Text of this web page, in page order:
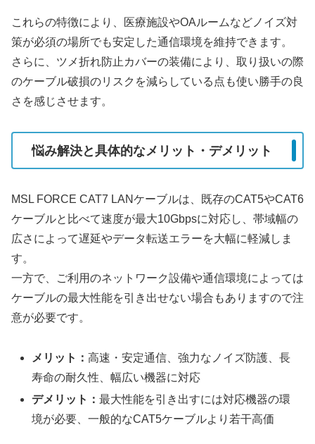
これらの特徴により、医療施設やOAルームなどノイズ対
策が必須の場所でも安定した通信環境を維持できます。
さらに、ツメ折れ防止カバーの装備により、取り扱いの際
のケーブル破損のリスクを減らしている点も使い勝手の良
さを感じさせます。
悩み解決と具体的なメリット・デメリット
MSL FORCE CAT7 LANケーブルは、既存のCAT5やCAT6
ケーブルと比べて速度が最大10Gbpsに対応し、帯域幅の
広さによって遅延やデータ転送エラーを大幅に軽減しま
す。
一方で、ご利用のネットワーク設備や通信環境によっては
ケーブルの最大性能を引き出せない場合もありますので注
意が必要です。
メリット：高速・安定通信、強力なノイズ防護、長
寿命の耐久性、幅広い機器に対応
デメリット：最大性能を引き出すには対応機器の環
境が必要、一般的なCAT5ケーブルより若干高価